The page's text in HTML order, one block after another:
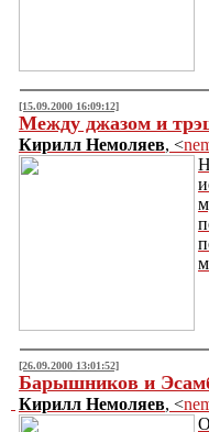
[15.09.2000 16:09:12]
Между джазом и
Кирилл Немоляев, <
[26.09.2000 13:01:52]
Барышников и
Кирилл Немоляев, <